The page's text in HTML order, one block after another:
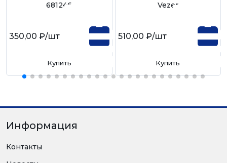
681246
350,00 ₽/шт
Купить
Vezer
510,00 ₽/шт
Купить
Информация
Контакты